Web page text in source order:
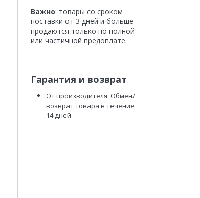
Важно: товары со сроком
поставки от 3 дней и больше -
продаются только по полной
или частичной предоплате.
Гарантия и возврат
От производителя. Обмен/
возврат товара в течение
14 дней